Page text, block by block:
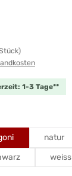
1-3 Tage**
natur
weiss